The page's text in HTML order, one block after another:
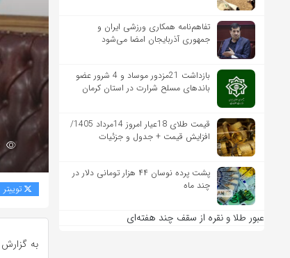
تفاهم‌نامه همکاری ورزشی ایران و
جمهوری آذربایجان امضا می‌شود
بازداشت 21مزدور موساد و 4 شرور عضو
باندهای مسلح شرارت در استان کرمان
قیمت طلای 18عیار امروز 14مرداد 1405/
افزایش قیمت + جدول و جزئیات
پشت پرده نوسان ۴۴ هزار تومانی دلار در
چند ماه
عبور طلا و نقره از سقف چند هفته‌ای
توییتر
به گزارش